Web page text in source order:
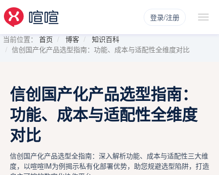
登录/注册
当前位置： 首页 博客
知识百科
信创国产化产品选型指南：功能、成本与适配性全维度对比
信创国产化产品选型指南：
功能、成本与适配性全维度
对比
信创国产化产品选型全指南：深入解析功能、成本与适配性三大维
度，以喧喧IM为例揭示私有化部署优势，助您规避选型陷阱，打造